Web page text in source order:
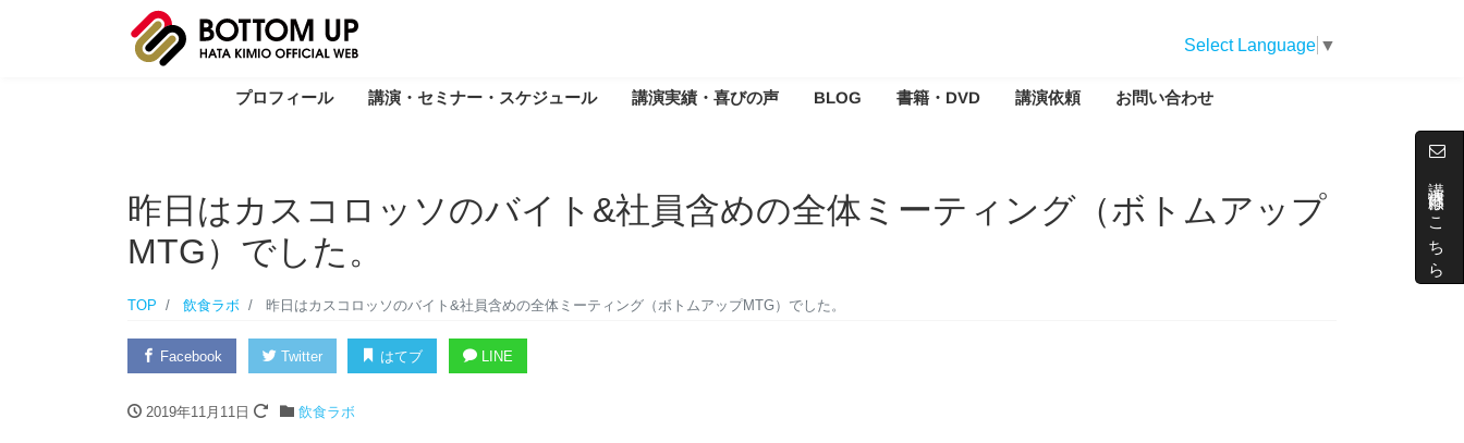
講演依頼はこちら
Select Language ▼
プロフィール 講演・セミナー・スケジュール 講演実績・喜びの声 BLOG 書籍・DVD 講演依頼 お問い合わせ
昨日はカスコロッソのバイト&社員含めの全体ミーティング（ボトムアップ
MTG）でした。
TOP 飲食ラボ 昨日はカスコロッソのバイト&社員含めの全体ミーティング（ボトムアップMTG）でした。
Facebook Twitter はてブ LINE
2019年11月11日 飲食ラボ